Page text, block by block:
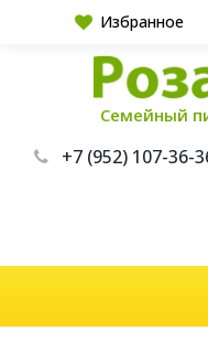
Избранное
Семейный
+7 (952) 107-36-